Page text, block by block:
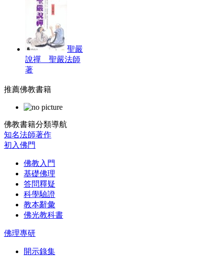
聖嚴
說禪 聖嚴法師
著
推薦佛教書籍
佛教書籍分類導航
知名法師著作
初入佛門
佛教入門
基礎佛理
答問釋疑
科學驗證
教本辭彙
佛光教科書
佛理專研
開示錄集